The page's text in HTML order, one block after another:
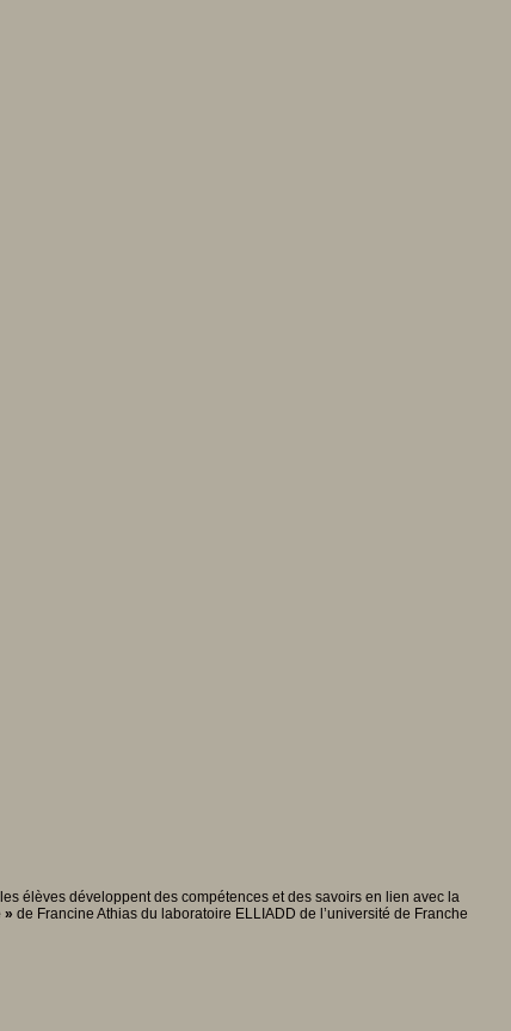
élèves développent des compétences et des savoirs en lien avec la
» de Francine Athias du laboratoire ELLIADD de l’université de Franche